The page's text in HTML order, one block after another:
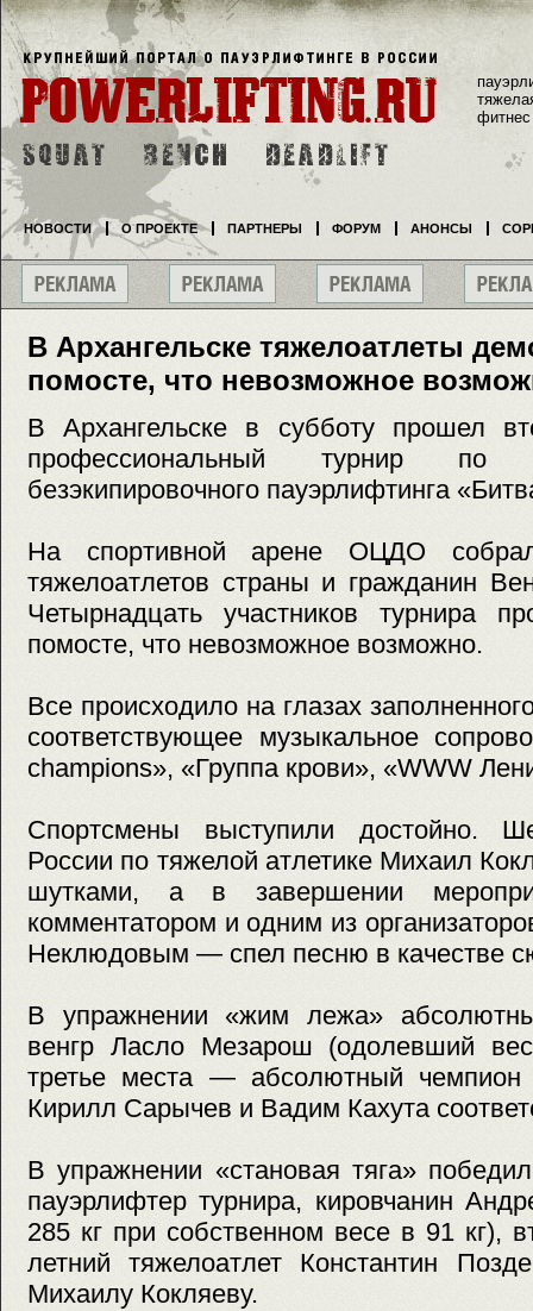
В Архангельске тяжелоатлеты
помосте, что невозможное
В Архангельске в субботу прошел
профессиональный турнир по
безэкипировочного пауэрлифтинга
На спортивной арене ОЦДО
тяжелоатлетов страны и гражданин
Четырнадцать участников турнира
помосте, что невозможное возможно.
Все происходило на глазах
соответствующее музыкальное
champions», «Группа крови», «WWW
Спортсмены выступили достойно.
России по тяжелой атлетике Михаил
шутками, а в завершении
комментатором и одним из
Неклюдовым — спел песню в качестве
В упражнении «жим лежа»
венгр Ласло Мезарош (одолевший
третье места — абсолютный
Кирилл Сарычев и Вадим Кахута
В упражнении «становая тяга»
пауэрлифтер турнира, кировчанин
285 кг при собственном весе в 91 кг),
летний тяжелоатлет Константин
Михаилу Кокляеву.
фитнес
НОВОСТИ О ПРОЕКТЕ ПАРТНЕРЫ ФОРУМ АНОНСЫ